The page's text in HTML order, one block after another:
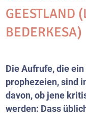
GEESTLAND
BEDERKESA)
Die Aufrufe, die
prophezeien, sind
davon, ob jene
werden: Dass